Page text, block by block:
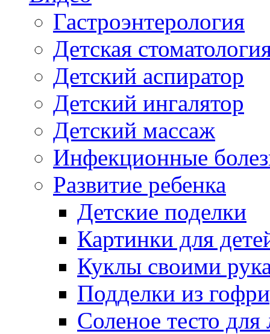
Гастроэнтерология
Детская
Детский аспиратор
Детский ингалятор
Детский массаж
Инфекционные
Развитие ребенка
Детские поделки
Картинки для
Куклы своими
Подделки из
Соленое тесто для